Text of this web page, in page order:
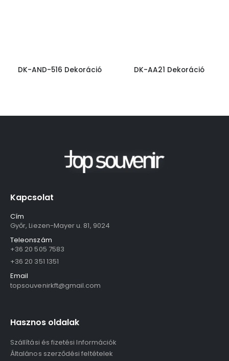
DK-AND-516 Dekoráció DK-AA21 Dekoráció
Kapcsolat
Cím
Győr, Liezen-Mayer u. 81, 9024
Teleonszám
+36 20 505 7583
+36 20 351 1351
Email
topsouvenirkft@gmail.com
Hasznos oldalak
Szállítási és fizetési Információk
Általános szerződési feltételek